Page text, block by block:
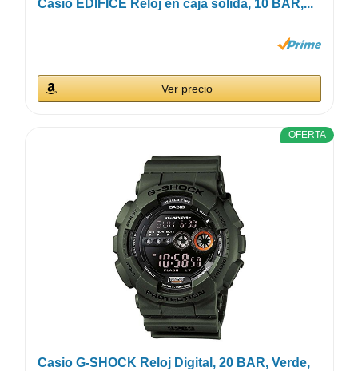
Casio EDIFICE Reloj en caja sólida, 10 BAR,...
Ver precio
OFERTA
Casio G-SHOCK Reloj Digital, 20 BAR, Verde,